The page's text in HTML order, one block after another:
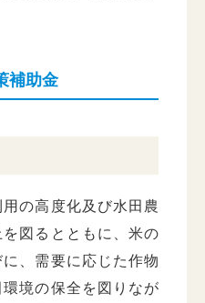
補助金
の高度化及び水田農
図るとともに、米の
、需要に応じた作物
境の保全を図りなが